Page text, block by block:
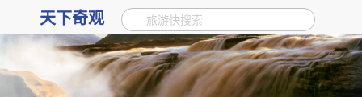
天下奇观 旅游快搜索